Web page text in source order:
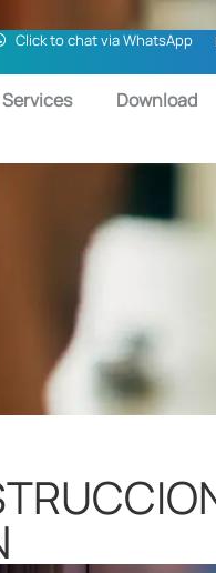
Click to chat via WhatsApp
Services Download